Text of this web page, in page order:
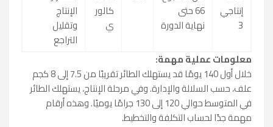
إنتاجي
3
66 حتى
نهاية الدورة
كالور
ي
الإنتاج
وتقليل
التراجع
معلومات عملية مهمة:
خلال أول 140 يومًا قد يستهلك الطائر تقريبًا من 7.5 إلى 8 كجم
علف، حسب السلالة والإدارة. وفي مرحلة الإنتاج، يستهلك الطائر
في المتوسط حوالي 120 إلى 130 جرامًا يوميًا. وهذه أرقام
مهمة جدًا لحساب التكلفة والتخطيط.